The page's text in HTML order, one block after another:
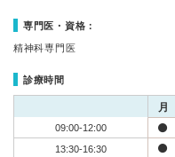
専門医・資格：
精神科専門医
診療時間
月
09:00-12:00
13:30-16:30